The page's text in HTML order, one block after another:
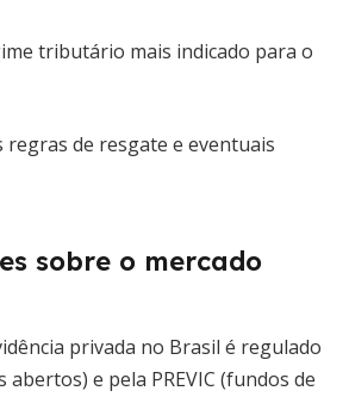
tributário mais indicado para o
regras de resgate e eventuais
sobre o mercado
privada no Brasil é regulado
abertos) e pela PREVIC (fundos de